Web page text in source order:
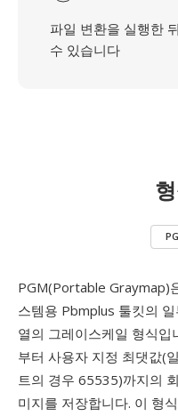
파일 변환을 실행한
수 있습니다
PGM(Portable Graymap)
스템용 Pbmplus 툴킷의
열의 그레이스케일 형식
부터 사용자 지정 최댓값(
트의 경우 65535)까지의
미지를 저장합니다. 이 형